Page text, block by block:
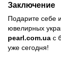
Заключение
Подарите себе
ювелирных
pearl.com.ua с
уже сегодня!